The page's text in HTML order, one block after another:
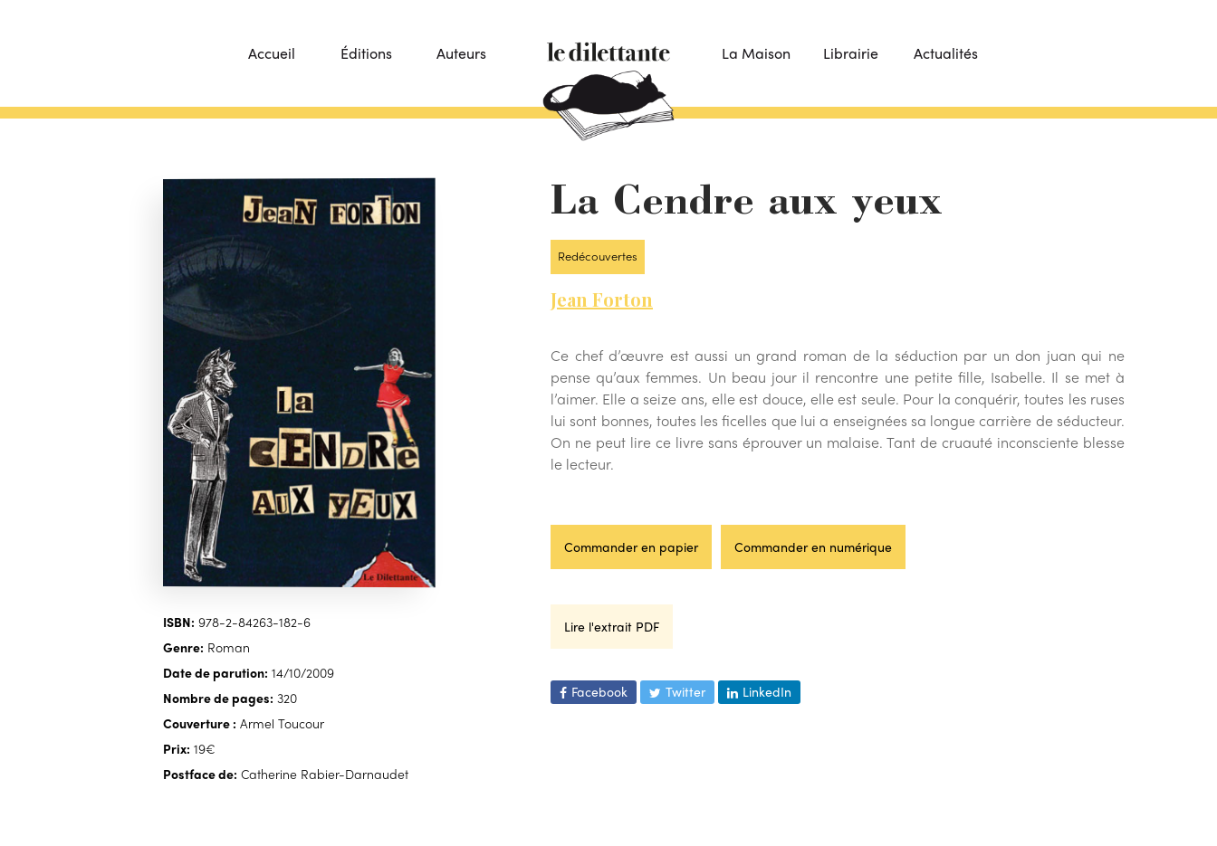
Accueil Éditions Auteurs La Maison Librairie Actualités
ISBN: 978-2-84263-182-6
Genre: Roman
Date de parution: 14/10/2009
Nombre de pages: 320
Couverture : Armel Toucour
Prix: 19€
Postface de: Catherine Rabier-Darnaudet
La Cendre aux yeux
Redécouvertes
Jean Forton
Ce chef d’œuvre est aussi un grand roman de la séduction par un don juan qui ne
pense qu’aux femmes. Un beau jour il rencontre une petite fille, Isabelle. Il se met à
l’aimer. Elle a seize ans, elle est douce, elle est seule. Pour la conquérir, toutes les ruses
lui sont bonnes, toutes les ficelles que lui a enseignées sa longue carrière de séducteur.
On ne peut lire ce livre sans éprouver un malaise. Tant de cruauté inconsciente blesse
le lecteur.
Commander en papier Commander en numérique
Lire l'extrait PDF
Facebook Twitter LinkedIn